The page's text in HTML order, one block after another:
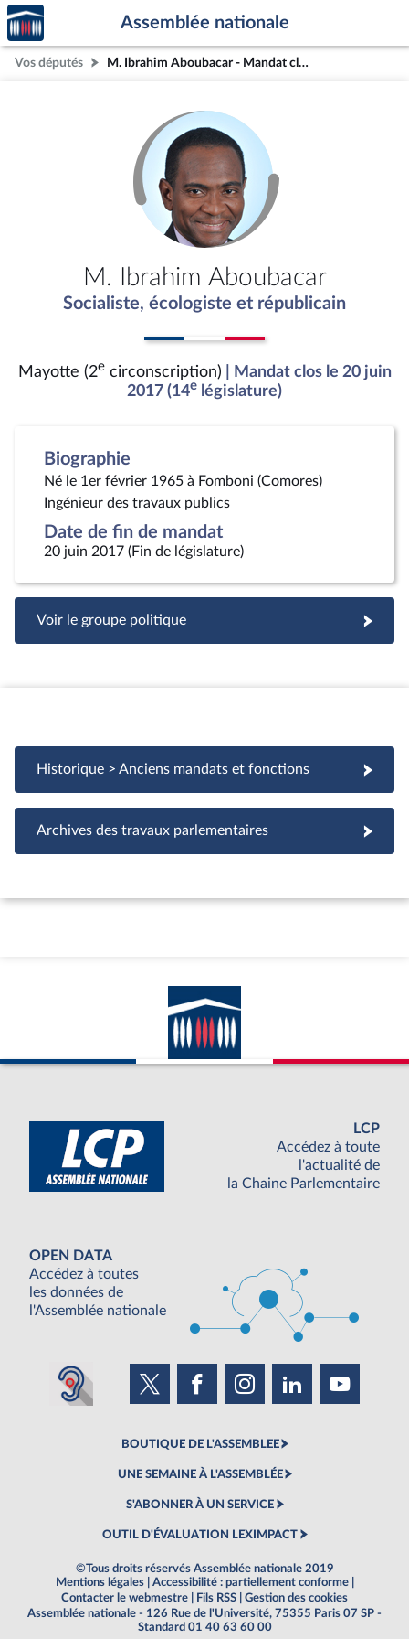
Aller au contenu
Aller en bas de la page
Accèder
à la
page
d'accueil
Assemblée nationale
Vos députés M. Ibrahim Aboubacar - Mandat clos - Mayotte (2e circonscription)
M. Ibrahim Aboubacar
Socialiste, écologiste et républicain
Mayotte (2ecirconscription)
| Mandat clos le 20 juin
2017 (14e législature)
Biographie
Né le 1er février 1965 à Fomboni (Comores)
Ingénieur des travaux publics
Date de fin de mandat
20 juin 2017 (Fin de législature)
Voir le groupe politique
Historique > Anciens mandats et fonctions
Archives des travaux parlementaires
LCP
Accédez à toute
l'actualité de
la Chaine Parlementaire
OPEN DATA
Accédez à toutes
les données de
l'Assemblée nationale
BOUTIQUE DE L'ASSEMBLEE
UNE SEMAINE À L'ASSEMBLÉE
S'ABONNER À UN SERVICE
OUTIL D'ÉVALUATION LEXIMPACT
©Tous droits réservés Assemblée nationale 2019
Mentions légales
Accessibilité : partiellement conforme
Contacter le webmestre
Fils RSS
Gestion des cookies
Assemblée nationale - 126 Rue de l'Université, 75355 Paris 07 SP -
Standard 01 40 63 60 00